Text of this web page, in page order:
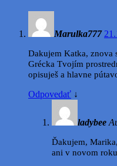
Marulka777
Dakujem Katka, znova
Grécka Tvojím
opisuješ a hlavne
Odpovedať ↓
ladybee
Ďakujem,
ani v novom